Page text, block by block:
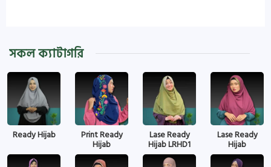
সকল ক্যাটাগরি
Ready Hijab Print Ready
Hijab
Lase Ready
Hijab LRHD1
Lase Ready
Hijab